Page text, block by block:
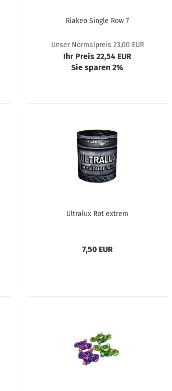
Riakeo Single Row 7
Unser Normalpreis 23,00 EUR
Ihr Preis 22,54 EUR
Sie sparen 2%
Ultralux Rot extrem
7,50 EUR